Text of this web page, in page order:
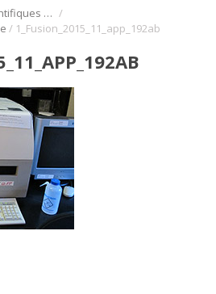
Plateformes scientifiques BMM /
/ 1_Fusion_2015_11_app_192ab